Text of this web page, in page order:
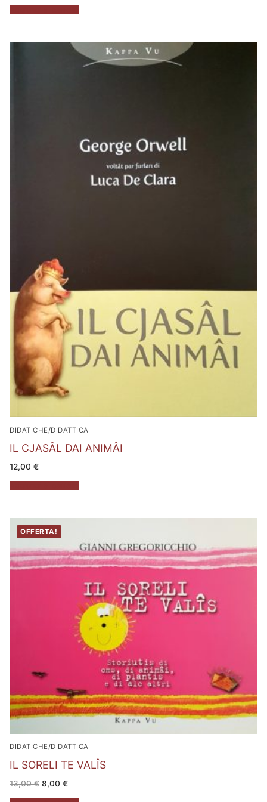
DIDATICHE/DIDATTICA
IL CJASÂL DAI ANIMÂI
12,00 €
OFFERTA!
DIDATICHE/DIDATTICA
IL SORELI TE VALÎS
13,00€ Il
prezzo
originale
8,00 €Il
attuale